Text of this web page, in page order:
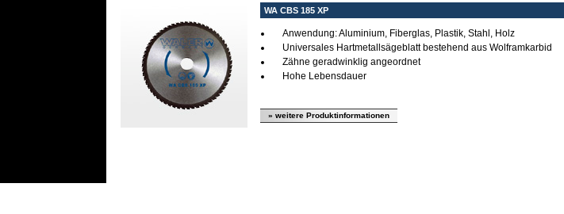
WA CBS 185 XP
Anwendung: Aluminium, Fiberglas, Plastik, Stahl, Holz
Universales Hartmetallsägeblatt bestehend aus Wolframkarbid
Zähne geradwinklig angeordnet
Hohe Lebensdauer
» weitere Produktinformationen